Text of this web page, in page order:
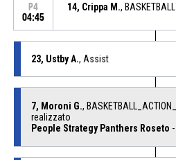
P4
04:45
14, Crippa M.,
23, Ustby A., Assist
7, Moroni G.,
realizzato
People Strategy Panthers Roseto